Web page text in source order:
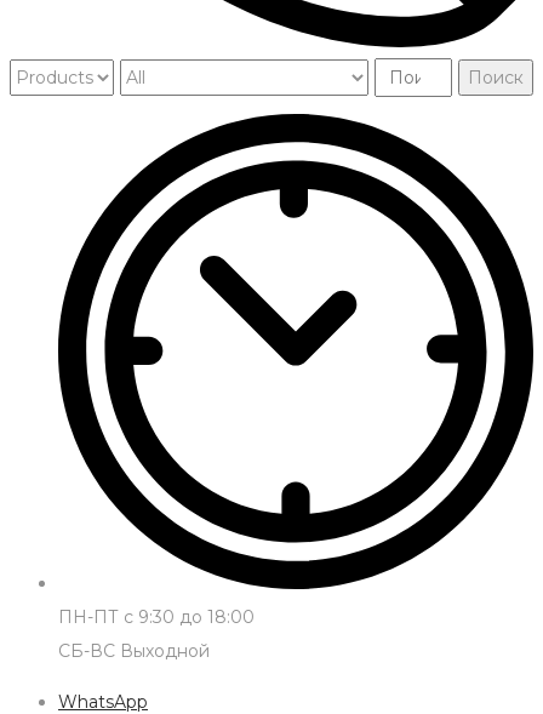
ПН-ПТ с 9:30 до 18:00
СБ-ВС Выходной
WhatsApp